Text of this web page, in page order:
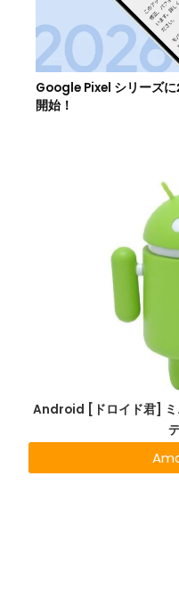
Google Pixel シリーズ
開始！
Android [ドロイド君] ミ